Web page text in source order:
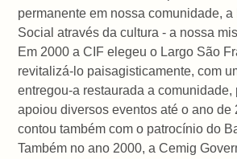
permanente em nossa comunidade,
Social através da cultura - a nossa
Em 2000a CIF elegeu o Largo São
revitalizá-lo paisagisticamente, com
entregou-a restaurada a comunidade,
apoiou diversos eventos até o ano de
contou também com o patrocínio do
Também no ano 2000, a Cemig